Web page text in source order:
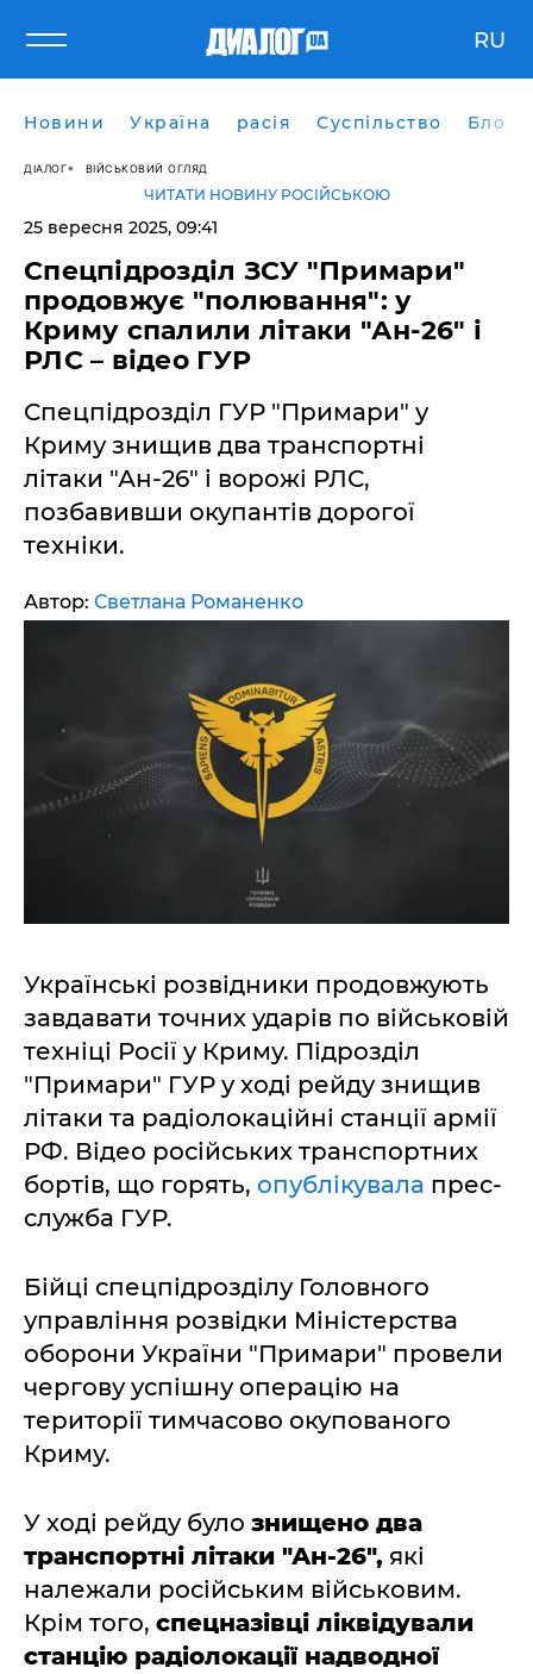
RU
Новини Україна расія Суспільство Блоги
ДІАЛОГ ВІЙСЬКОВИЙ ОГЛЯД
ЧИТАТИ НОВИНУ РОСІЙСЬКОЮ
25 вересня 2025, 09:41
Спецпідрозділ ЗСУ "Примари"
продовжує "полювання": у
Криму спалили літаки "Ан-26" і
РЛС – відео ГУР
Спецпідрозділ ГУР "Примари" у
Криму знищив два транспортні
літаки "Ан-26" і ворожі РЛС,
позбавивши окупантів дорогої
техніки.
Автор: Светлана Романенко
Українські розвідники продовжують
завдавати точних ударів по військовій
техніці Росії у Криму. Підрозділ
"Примари" ГУР у ході рейду знищив
літаки та радіолокаційні станції армії
РФ. Відео російських транспортних
бортів, що горять, опублікувала прес-
служба ГУР.
Бійці спецпідрозділу Головного
управління розвідки Міністерства
оборони України "Примари" провели
чергову успішну операцію на
території тимчасово окупованого
Криму.
У ході рейду було знищено два
транспортні літаки "Ан-26", які
належали російським військовим.
Крім того, спецназівці ліквідували
станцію радіолокації надводної